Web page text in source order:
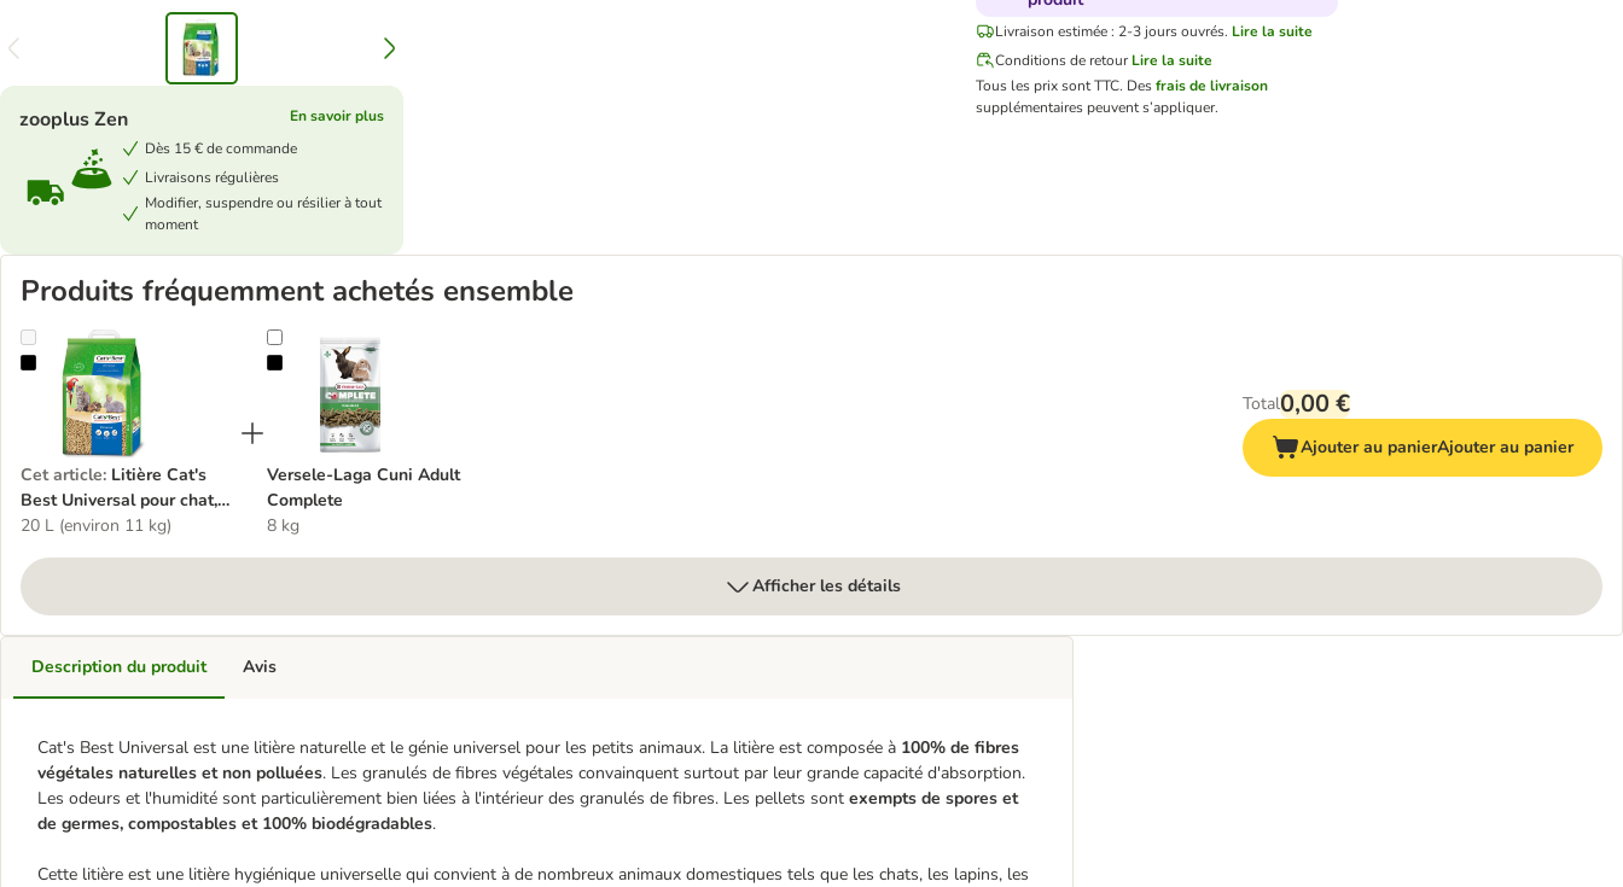
zooplus Zen
En savoir plus
Dès 15 € de commande
Livraisons régulières
Modifier, suspendre ou résilier à tout
moment
Livraison estimée : 2-3 jours ouvrés. Lire la suite
Conditions de retour Lire la suite
Tous les prix sont TTC. Desfrais de livraison
supplémentaires peuvent s’appliquer.
Produits fréquemment achetés ensemble
Litière Cat's Best Universal pour chat, oiseau et rongeur
Cet article: Litière Cat's
Best Universal pour chat,
oiseau et rongeur
20 L (environ 11 kg)
Versele-Laga Cuni Adult Complete
Versele-Laga Cuni Adult
Complete
8 kg
Total0,00 €
Ajouter au panierAjouter au panier
Afficher les détails
Description du produit
Cat's Best Universal est une litière naturelle et le génie universel pour les petits animaux. La litière est composée à 100% de fibres
végétales naturelles et non polluées. Les granulés de fibres végétales convainquent surtout par leur grande capacité d'absorption.
Les odeurs et l'humidité sont particulièrement bien liées à l'intérieur des granulés de fibres. Les pellets sont exempts de spores et
de germes, compostables et 100% biodégradables.
Cette litière est une litière hygiénique universelle qui convient à de nombreux animaux domestiques tels que les chats, les lapins, les
Avis